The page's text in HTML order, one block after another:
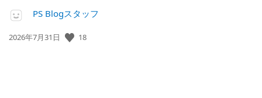
PS Blogスタッフ
公
2026年7月31日 18